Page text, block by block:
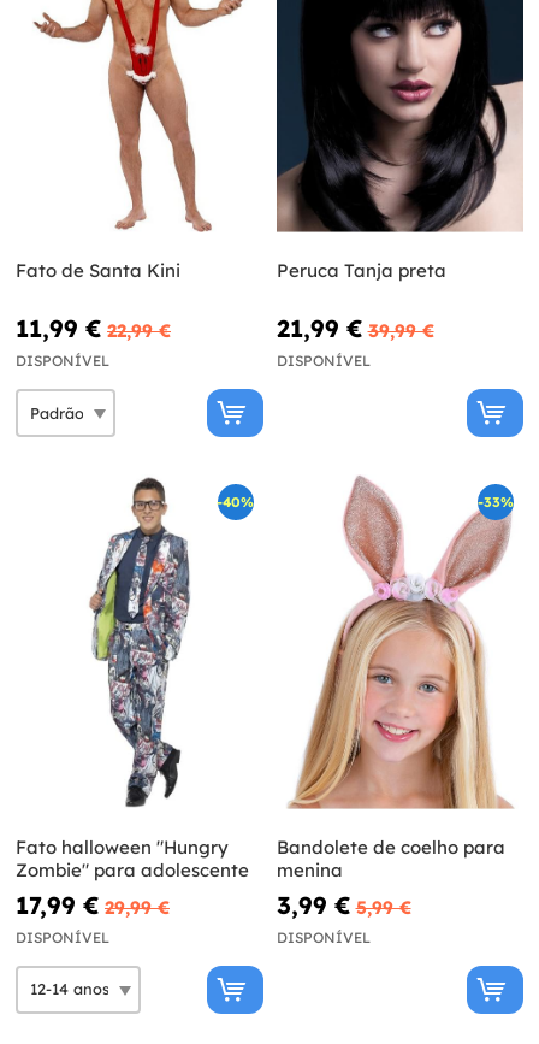
Fato de Santa Kini
11,99 € 22,99 €
DISPONÍVEL
Peruca Tanja preta
21,99 € 39,99 €
DISPONÍVEL
-40%
Fato halloween "Hungry
Zombie" para adolescente
17,99 € 29,99 €
DISPONÍVEL
-33%
Bandolete de coelho para
menina
3,99 € 5,99 €
DISPONÍVEL